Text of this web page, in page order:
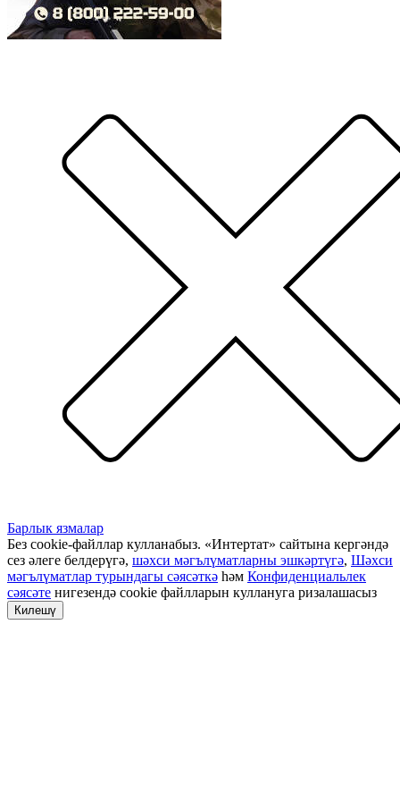
Барлык язмалар
Без cookie-файллар кулланабыз. «Интертат» сайтына кергәндә
сез әлеге белдерүгә, шәхси мәгълүматларны эшкәртүгә, Шәхси
мәгълүматлар турындагы сәясәткә һәм Конфиденциальлек
сәясәте нигезендә cookie файлларын куллануга ризалашасыз
Килешү